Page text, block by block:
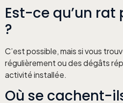
Est-ce qu’un rat
?
C’est possible, mais si vous
régulièrement ou des dégâts
activité installée.
Où se cachent-